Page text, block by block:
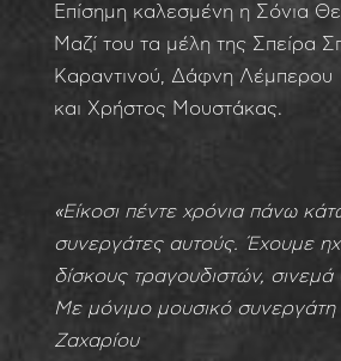
Επίσημη καλεσμένη η Σόνια
Μαζί του τα μέλη της Σπείρα
Καραντινού, Δάφνη Λέμπερου
και Χρήστος Μουστάκας.
«Είκοσι πέντε χρόνια πάνω
συνεργάτες αυτούς. Έχουμε
δίσκους τραγουδιστών, σινεμά
Με μόνιμο μουσικό συνεργάτη
Ζαχαρίου